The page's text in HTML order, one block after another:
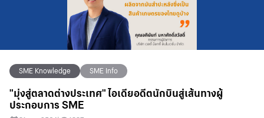
SME Knowledge SME Info
"มุ่งสู่ตลาดต่างประเทศ" ไอเดียอดีตนักบินสู่เส้นทางผู้
ประกอบการ SME